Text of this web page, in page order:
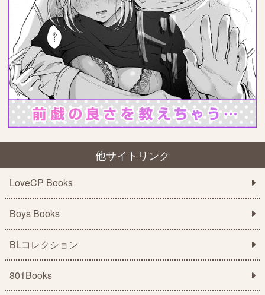
他サイトリンク
LoveCP Books
Boys Books
BLコレクション
801Books